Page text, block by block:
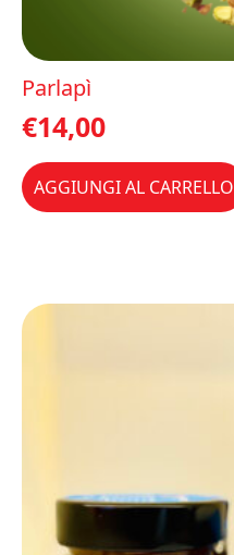
Parlapì
€14,00
AGGIUNGI AL CARRELLO